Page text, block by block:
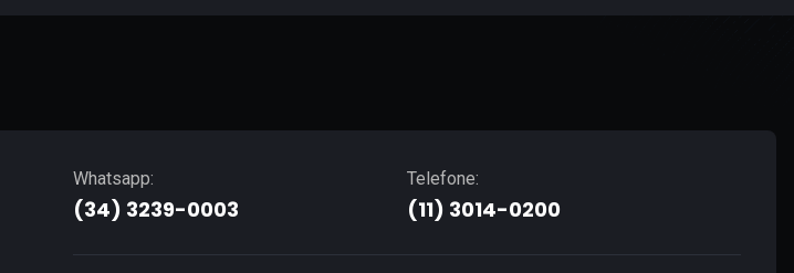
Whatsapp:
(34) 3239-0003
Telefone:
(11) 3014-0200